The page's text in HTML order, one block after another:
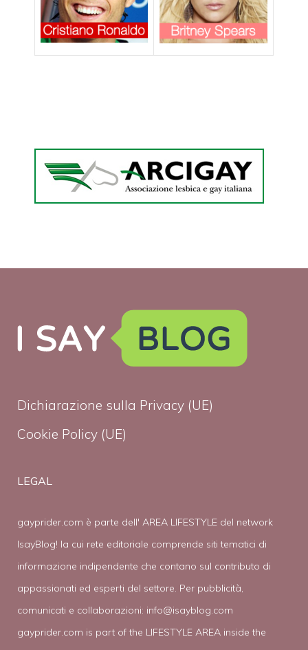
Dichiarazione sulla Privacy (UE)
Cookie Policy (UE)
LEGAL
gayprider.com è parte dell' AREA LIFESTYLE del network
IsayBlog! la cui rete editoriale comprende siti tematici di
informazione indipendente che contano sul contributo di
appassionati ed esperti del settore. Per pubblicità,
comunicati e collaborazioni: info@isayblog.com
gayprider.com is part of the LIFESTYLE AREA inside the